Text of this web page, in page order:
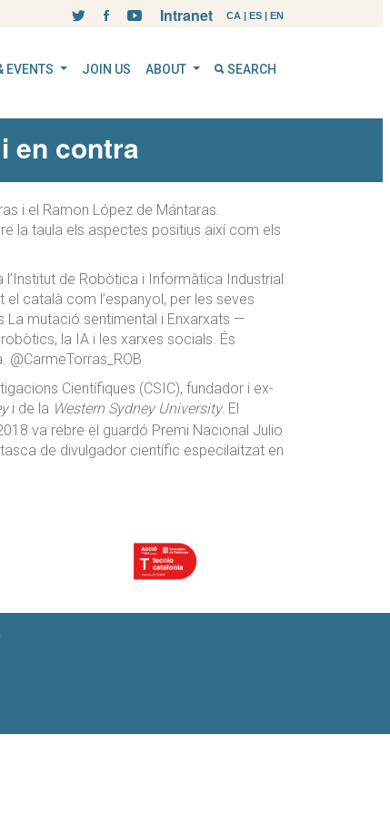
CA | ES | EN
Intranet
EVENTS JOIN US ABOUT SEARCH
en contra
i el Ramon López de Mántaras.
la taula els aspectes positius així com els
de Robòtica i Informàtica Industrial
català com l’espanyol, per les seves
La mutació sentimental i Enxarxats —
la IA i les xarxes socials. És
@CarmeTorras_ROB
Científiques (CSIC), fundador i ex-
i de la Western Sydney University. El
va rebre el guardó Premi Nacional Julio
de divulgador científic especilaitzat en